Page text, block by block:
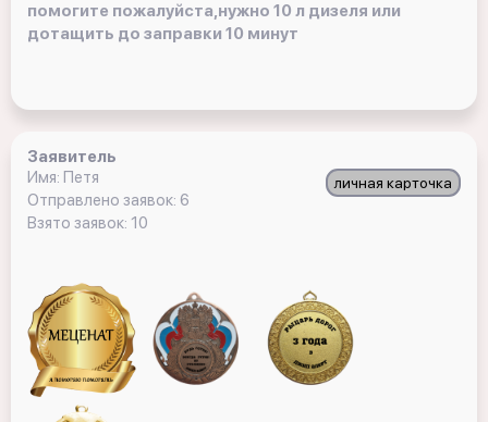
помогите пожалуйста,нужно 10 л дизеля или
дотащить до заправки 10 минут
Заявитель
личная карточка
Имя: Петя
Отправлено заявок: 6
Взято заявок: 10